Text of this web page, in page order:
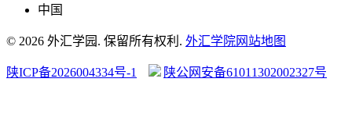
中国
© 2026 外汇学园. 保留所有权利. 外汇学院网站地图
陕ICP备2026004334号-1 陕公网安备61011302002327号